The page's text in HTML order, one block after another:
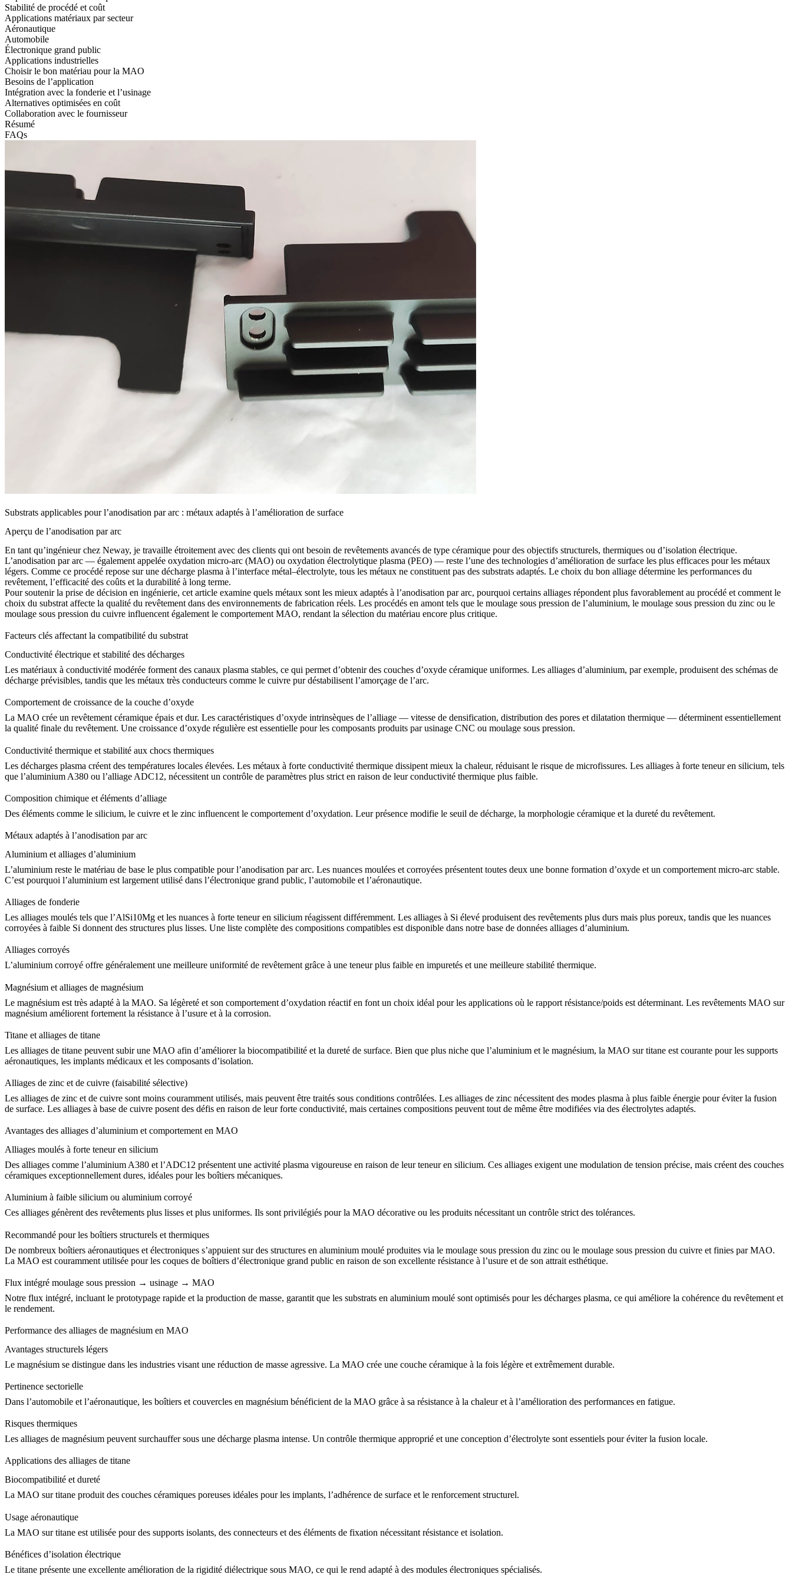
Stabilité de procédé et coût
Applications matériaux par secteur
Aéronautique
Automobile
Électronique grand public
Applications industrielles
Choisir le bon matériau pour la MAO
Besoins de l’application
Intégration avec la fonderie et l’usinage
Alternatives optimisées en coût
Collaboration avec le fournisseur
Résumé
FAQs
Substrats applicables pour l’anodisation par arc : métaux adaptés à l’amélioration de surface
Aperçu de l’anodisation par arc
En tant qu’ingénieur chez Neway, je travaille étroitement avec des clients qui ont besoin de revêtements avancés de type céramique pour des objectifs structurels, thermiques ou d’isolation électrique.
L’anodisation par arc — également appelée oxydation micro-arc (MAO) ou oxydation électrolytique plasma (PEO) — reste l’une des technologies d’amélioration de surface les plus efficaces pour les métaux
légers. Comme ce procédé repose sur une décharge plasma à l’interface métal–électrolyte, tous les métaux ne constituent pas des substrats adaptés. Le choix du bon alliage détermine les performances du
revêtement, l’efficacité des coûts et la durabilité à long terme.
Pour soutenir la prise de décision en ingénierie, cet article examine quels métaux sont les mieux adaptés à l’anodisation par arc, pourquoi certains alliages répondent plus favorablement au procédé et comment le
choix du substrat affecte la qualité du revêtement dans des environnements de fabrication réels. Les procédés en amont tels que le moulage sous pression de l’aluminium, le moulage sous pression du zinc ou le
moulage sous pression du cuivre influencent également le comportement MAO, rendant la sélection du matériau encore plus critique.
Facteurs clés affectant la compatibilité du substrat
Conductivité électrique et stabilité des décharges
Les matériaux à conductivité modérée forment des canaux plasma stables, ce qui permet d’obtenir des couches d’oxyde céramique uniformes. Les alliages d’aluminium, par exemple, produisent des schémas de
décharge prévisibles, tandis que les métaux très conducteurs comme le cuivre pur déstabilisent l’amorçage de l’arc.
Comportement de croissance de la couche d’oxyde
La MAO crée un revêtement céramique épais et dur. Les caractéristiques d’oxyde intrinsèques de l’alliage — vitesse de densification, distribution des pores et dilatation thermique — déterminent essentiellement
la qualité finale du revêtement. Une croissance d’oxyde régulière est essentielle pour les composants produits parusinage CNC ou moulage sous pression.
Conductivité thermique et stabilité aux chocs thermiques
Les décharges plasma créent des températures locales élevées. Les métaux à forte conductivité thermique dissipent mieux la chaleur, réduisant le risque de microfissures. Les alliages à forte teneur en silicium, tels
que l’aluminium A380 ou l’alliage ADC12, nécessitent un contrôle de paramètres plus strict en raison de leur conductivité thermique plus faible.
Composition chimique et éléments d’alliage
Des éléments comme le silicium, le cuivre et le zinc influencent le comportement d’oxydation. Leur présence modifie le seuil de décharge, la morphologie céramique et la dureté du revêtement.
Métaux adaptés à l’anodisation par arc
Aluminium et alliages d’aluminium
L’aluminium reste le matériau de base le plus compatible pour l’anodisation par arc. Les nuances moulées et corroyées présentent toutes deux une bonne formation d’oxyde et un comportement micro-arc stable.
C’est pourquoi l’aluminium est largement utilisé dans l’électronique grand public, l’automobile et l’aéronautique.
Alliages de fonderie
Les alliages moulés tels que l’AlSi10Mg et les nuances à forte teneur en silicium réagissent différemment. Les alliages à Si élevé produisent des revêtements plus durs mais plus poreux, tandis que les nuances
corroyées à faible Si donnent des structures plus lisses. Une liste complète des compositions compatibles est disponible dans notre base de données alliages d’aluminium.
Alliages corroyés
L’aluminium corroyé offre généralement une meilleure uniformité de revêtement grâce à une teneur plus faible en impuretés et une meilleure stabilité thermique.
Magnésium et alliages de magnésium
Le magnésium est très adapté à la MAO. Sa légèreté et son comportement d’oxydation réactif en font un choix idéal pour les applications où le rapport résistance/poids est déterminant. Les revêtements MAO sur
magnésium améliorent fortement la résistance à l’usure et à la corrosion.
Titane et alliages de titane
Les alliages de titane peuvent subir une MAO afin d’améliorer la biocompatibilité et la dureté de surface. Bien que plus niche que l’aluminium et le magnésium, la MAO sur titane est courante pour les supports
aéronautiques, les implants médicaux et les composants d’isolation.
Alliages de zinc et de cuivre (faisabilité sélective)
Les alliages de zinc et de cuivre sont moins couramment utilisés, mais peuvent être traités sous conditions contrôlées. Les alliages de zinc nécessitent des modes plasma à plus faible énergie pour éviter la fusion
de surface. Les alliages à base de cuivre posent des défis en raison de leur forte conductivité, mais certaines compositions peuvent tout de même être modifiées via des électrolytes adaptés.
Avantages des alliages d’aluminium et comportement en MAO
Alliages moulés à forte teneur en silicium
Des alliages comme l’aluminium A380 et l’ADC12 présentent une activité plasma vigoureuse en raison de leur teneur en silicium. Ces alliages exigent une modulation de tension précise, mais créent des couches
céramiques exceptionnellement dures, idéales pour les boîtiers mécaniques.
Aluminium à faible silicium ou aluminium corroyé
Ces alliages génèrent des revêtements plus lisses et plus uniformes. Ils sont privilégiés pour la MAO décorative ou les produits nécessitant un contrôle strict des tolérances.
Recommandé pour les boîtiers structurels et thermiques
De nombreux boîtiers aéronautiques et électroniques s’appuient sur des structures en aluminium moulé produites via le moulage sous pression du zinc ou le moulage sous pression du cuivre et finies par MAO.
La MAO est couramment utilisée pour les coques de boîtiers d’électronique grand public en raison de son excellente résistance à l’usure et de son attrait esthétique.
Flux intégré moulage sous pression → usinage → MAO
Notre flux intégré, incluant le prototypage rapide et la production de masse, garantit que les substrats en aluminium moulé sont optimisés pour les décharges plasma, ce qui améliore la cohérence du revêtement et
le rendement.
Performance des alliages de magnésium en MAO
Avantages structurels légers
Le magnésium se distingue dans les industries visant une réduction de masse agressive. La MAO crée une couche céramique à la fois légère et extrêmement durable.
Pertinence sectorielle
Dans l’automobile et l’aéronautique, les boîtiers et couvercles en magnésium bénéficient de la MAO grâce à sa résistance à la chaleur et à l’amélioration des performances en fatigue.
Risques thermiques
Les alliages de magnésium peuvent surchauffer sous une décharge plasma intense. Un contrôle thermique approprié et une conception d’électrolyte sont essentiels pour éviter la fusion locale.
Applications des alliages de titane
Biocompatibilité et dureté
La MAO sur titane produit des couches céramiques poreuses idéales pour les implants, l’adhérence de surface et le renforcement structurel.
Usage aéronautique
La MAO sur titane est utilisée pour des supports isolants, des connecteurs et des éléments de fixation nécessitant résistance et isolation.
Bénéfices d’isolation électrique
Le titane présente une excellente amélioration de la rigidité diélectrique sous MAO, ce qui le rend adapté à des modules électroniques spécialisés.